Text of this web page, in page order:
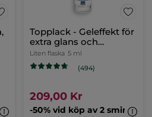
Topplack - Geleffekt för
extra glans och
hållbarhet
Liten flaska 5 ml
(494)
209,00 Kr
-50% vid köp av 2